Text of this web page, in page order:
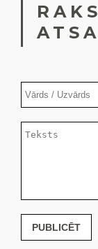
PUBLICĒT